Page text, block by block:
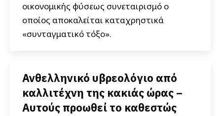
οικονομικής φύσεως συνεταιρισμό ο
οποίος αποκαλείται καταχρηστικά
«συνταγματικό τόξο».
Ανθελληνικό υβρεολόγιο από
καλλιτέχνη της κακιάς ώρας –
Αυτούς προωθεί το καθεστώς